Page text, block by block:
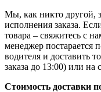
Мы, как никто другой,
исполнения заказа.
товара – свяжитесь с
менеджер постарается
водителя и доставить
заказа до 13:00) или
Стоимость доставки